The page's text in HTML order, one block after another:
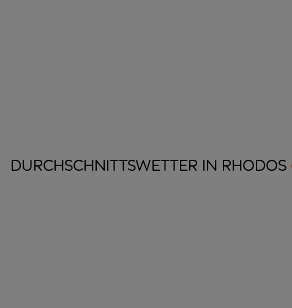
DURCHSCHNITTSWETTER IN RHODOS